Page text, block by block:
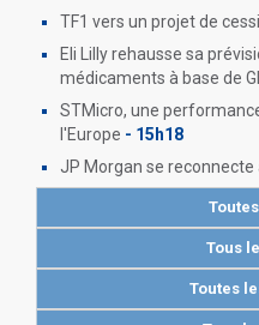
TF1 vers un projet de
Eli Lilly rehausse sa
médicaments à base de
STMicro, une
l'Europe - 15h18
JP Morgan se reconnecte
Tous
Toutes